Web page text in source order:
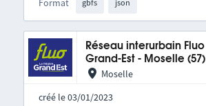
Format gbfs json
Réseau interurbain Fluo
Grand-Est - Moselle (57)
Moselle
créé le 03/01/2023